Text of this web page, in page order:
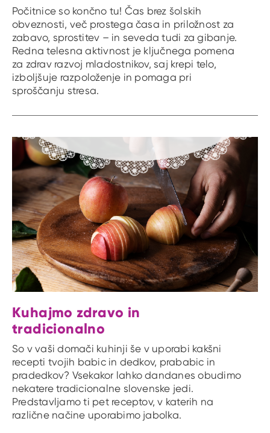
Počitnice so končno tu! Čas brez šolskih
obveznosti, več prostega časa in priložnost za
zabavo, sprostitev – in seveda tudi za gibanje.
Redna telesna aktivnost je ključnega pomena
za zdrav razvoj mladostnikov, saj krepi telo,
izboljšuje razpoloženje in pomaga pri
sproščanju stresa.
Kuhajmo zdravo in
tradicionalno
So v vaši domači kuhinji še v uporabi kakšni
recepti tvojih babic in dedkov, prababic in
pradedkov? Vsekakor lahko dandanes obudimo
nekatere tradicionalne slovenske jedi.
Predstavljamo ti pet receptov, v katerih na
različne načine uporabimo jabolka.